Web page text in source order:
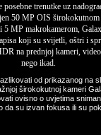
trenutke uz
50 MP OIS
5 MP makrokamerom,
koji su svijetli, oštri i
na prednjoj kameri,
nego ikad.
od prikazanog na
širokokutnoj kameri
ovisno o uvjetima
da su izvan fokusa ili su